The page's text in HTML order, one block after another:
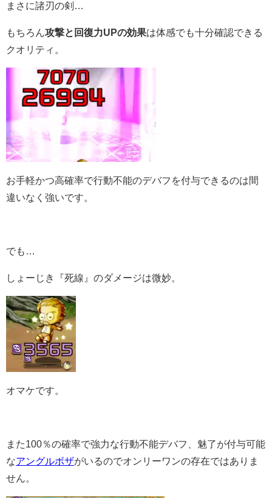
まさに諸刃の剣…
もちろん 攻撃と回復力UPの効果は体感でも十分確認できる
クオリティ。
お手軽かつ高確率で行動不能のデバフを付与できるのは間
違いなく強いです。
でも…
しょーじき『死線』のダメージは微妙。
オマケです。
また100％の確率で強力な行動不能デバフ、魅了が付与可能
なアングルボザがいるのでオンリーワンの存在ではありま
せん。